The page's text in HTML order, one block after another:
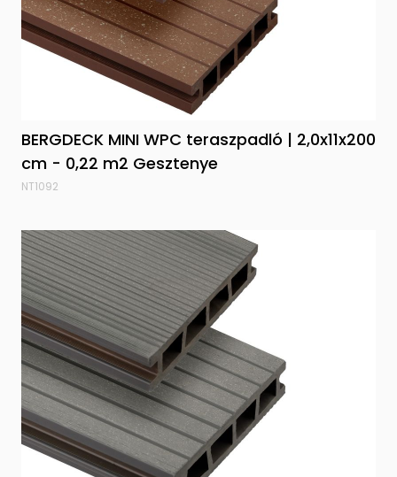
BERGDECK MINI WPC teraszpadló | 2,0x11x200
cm - 0,22 m2 Gesztenye
NT1092